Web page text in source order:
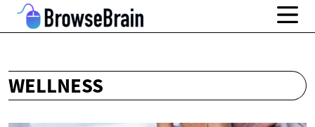
WELLNESS